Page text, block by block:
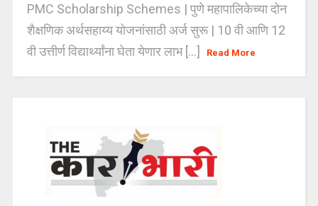
PMC Scholarship Schemes | पुणे महापालिकेच्या दोन
शैक्षणिक अर्थसहाय्य योजनांसाठी अर्ज सुरू | 10 वी आणि 12
वी उत्तीर्ण विद्यार्थ्यांना घेता येणार लाभ [...]
Read More